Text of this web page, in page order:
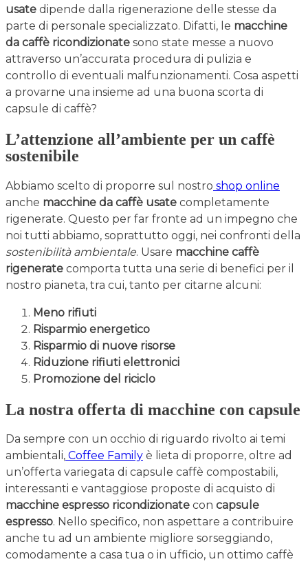
usate dipende dalla rigenerazione delle stesse da
parte di personale specializzato. Difatti, le macchine
da caffè ricondizionate sono state messe a nuovo
attraverso un’accurata procedura di pulizia e
controllo di eventuali malfunzionamenti. Cosa aspetti
a provarne una insieme ad una buona scorta di
capsule di caffè?
L’attenzione all’ambiente per un caffè
sostenibile
Abbiamo scelto di proporre sul nostro shop online
anche macchine da caffè usate completamente
rigenerate. Questo per far fronte ad un impegno che
noi tutti abbiamo, soprattutto oggi, nei confronti della
sostenibilità ambientale. Usare macchine caffè
rigenerate comporta tutta una serie di benefici per il
nostro pianeta, tra cui, tanto per citarne alcuni:
Meno rifiuti
Risparmio energetico
Risparmio di nuove risorse
Riduzione rifiuti elettronici
Promozione del riciclo
La nostra offerta di macchine con capsule
Da sempre con un occhio di riguardo rivolto ai temi
ambientali, Coffee Family è lieta di proporre, oltre ad
un’offerta variegata di capsule caffè compostabili,
interessanti e vantaggiose proposte di acquisto di
macchine espresso ricondizionate con capsule
espresso. Nello specifico, non aspettare a contribuire
anche tu ad un ambiente migliore sorseggiando,
comodamente a casa tua o in ufficio, un ottimo caffè